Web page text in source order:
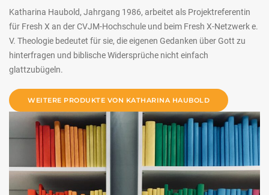
Katharina Haubold, Jahrgang 1986, arbeitet als Projektreferentin
für Fresh X an der CVJM-Hochschule und beim Fresh X-Netzwerk e.
V. Theologie bedeutet für sie, die eigenen Gedanken über Gott zu
hinterfragen und biblische Widersprüche nicht einfach
glattzubügeln.
WEITERE PRODUKTE VON KATHARINA HAUBOLD